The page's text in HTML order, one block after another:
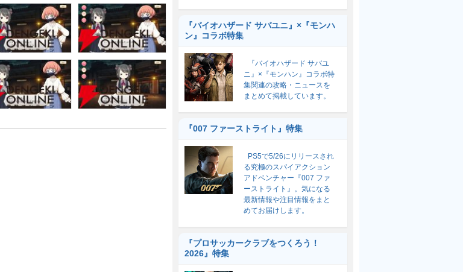
『バイオハザード サバユニ』×『モンハ
ン』コラボ特集
『バイオハザード サバユ
ニ』×『モンハン』コラボ特
集関連の攻略・ニュースを
まとめて掲載しています。
『007 ファーストライト』特集
PS5で5/26にリリースされ
る究極のスパイアクション
アドベンチャー『007 ファ
ーストライト』。気になる
最新情報や注目情報をまと
めてお届けします。
『プロサッカークラブをつくろう！
2026』特集